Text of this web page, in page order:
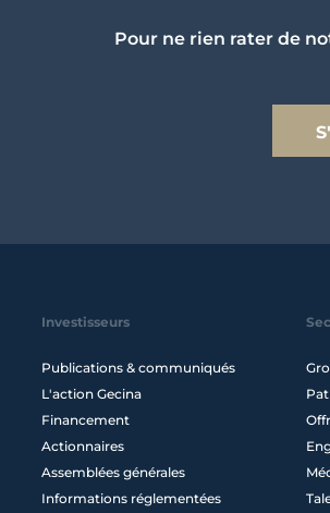
Pour ne rien rater de
Investisseurs
Publications & communiqués
L'action Gecina
Financement
Actionnaires
Assemblées générales
Informations réglementées